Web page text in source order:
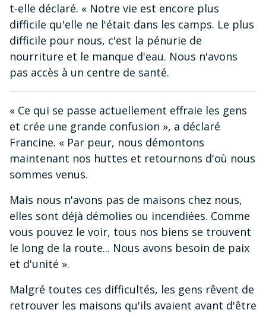
t-elle déclaré. « Notre vie est encore plus
difficile qu'elle ne l'était dans les camps. Le plus
difficile pour nous, c'est la pénurie de
nourriture et le manque d'eau. Nous n'avons
pas accès à un centre de santé.
« Ce qui se passe actuellement effraie les gens
et crée une grande confusion », a déclaré
Francine. « Par peur, nous démontons
maintenant nos huttes et retournons d'où nous
sommes venus.
Mais nous n'avons pas de maisons chez nous,
elles sont déjà démolies ou incendiées. Comme
vous pouvez le voir, tous nos biens se trouvent
le long de la route... Nous avons besoin de paix
et d'unité ».
Malgré toutes ces difficultés, les gens rêvent de
retrouver les maisons qu'ils avaient avant d'être